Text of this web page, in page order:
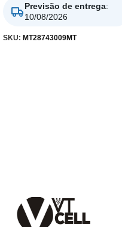
Previsão de entrega:
10/08/2026
SKU: MT28743009MT